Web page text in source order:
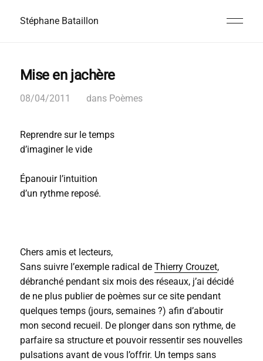
Stéphane Bataillon
Mise en jachère
08/04/2011 dans Poèmes
Reprendre sur le temps
d’imaginer le vide
Épanouir l’intuition
d’un rythme reposé.
Chers amis et lecteurs,
Sans suivre l’exemple radical de Thierry Crouzet,
débranché pendant six mois des réseaux, j’ai décidé
de ne plus publier de poèmes sur ce site pendant
quelques temps (jours, semaines ?) afin d’aboutir
mon second recueil. De plonger dans son rythme, de
parfaire sa structure et pouvoir ressentir ses nouvelles
pulsations avant de vous l’offrir. Un temps sans